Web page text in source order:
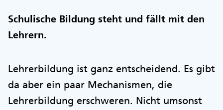
Schulische Bildung steht und fällt mit den
Lehrern.
Lehrerbildung ist ganz entscheidend. Es gibt
da aber ein paar Mechanismen, die
Lehrerbildung erschweren. Nicht umsonst